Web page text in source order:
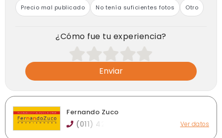
Precio mal publicado No tenía suficientes fotos Otro
¿Cómo fue tu experiencia?
Enviar
Fernando Zuco
(011) 42 Ver datos